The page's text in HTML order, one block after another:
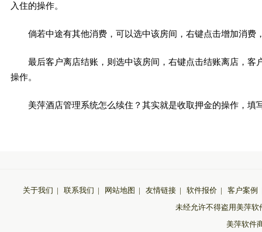
入住的操作。
倘若中途有其他消费，可以选中该房间，右键点击增加消
最后客户离店结账，则选中该房间，右键点击结账离店，
操作。
美萍酒店管理系统怎么续住？其实就是收取押金的操作，
关于我们 | 联系我们 | 网站地图 | 友情链接 | 软件报价 | 客户案例
未经允许不得盗用美萍
美萍软件